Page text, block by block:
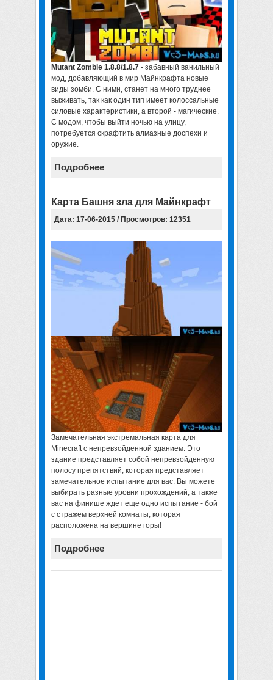
Mutant Zombie 1.8.8/1.8.7 - забавный ванильный
мод, добавляющий в мир Майнкрафта новые
виды зомби. С ними, станет на много труднее
выживать, так как один тип имеет колоссальные
силовые характеристики, а второй - магические.
С модом, чтобы выйти ночью на улицу,
потребуется скрафтить алмазные доспехи и
оружие.
Подробнее
Карта Башня зла для Майнкрафт
Дата: 17-06-2015 / Просмотров: 12351
Замечательная экстремальная карта для
Minecraftс непревзойденной зданием. Это
здание представляет собой непревзойденную
полосу препятствий, которая представляет
замечательное испытание для вас. Вы можете
выбирать разные уровни прохождений, а также
вас на финише ждет еще одно испытание - бой
с стражем верхней комнаты, которая
расположена на вершине горы!
Подробнее